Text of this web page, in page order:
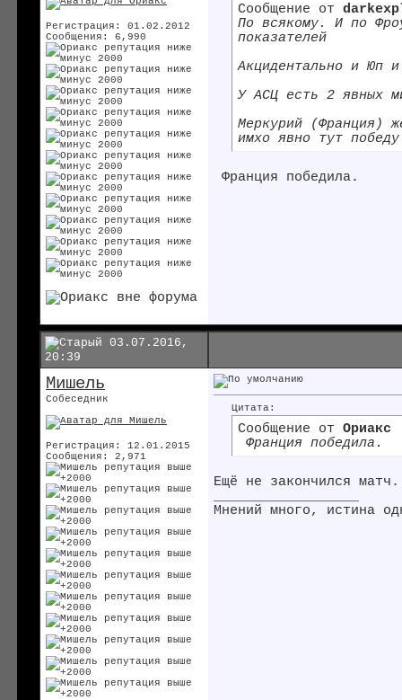
Регистрация: 01.02.2012
Сообщения: 6,990
Сообщение от
По всякому. И по
показателей
Акцидентально и Юп
У АСЦ есть 2 явных
Меркурий (Франция)
имхо явно тут
Франция победила.
03.07.2016,
20:39
Мишель
Собеседник
Регистрация: 12.01.2015
Сообщения: 2,971
Цитата:
Сообщение от Ориакс
Франция победила.
Ещё не закончился матч.
Мнений много, истина